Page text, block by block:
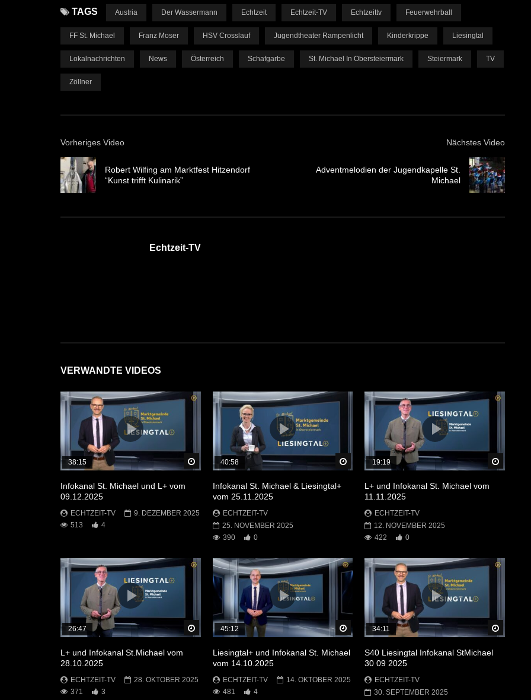
TAGS Austria Der Wassermann Echtzeit Echtzeit-TV Echtzeittv Feuerwehrball
FF St. Michael Franz Moser HSV Crosslauf Jugendtheater Rampenlicht Kinderkrippe Liesingtal
Lokalnachrichten News Österreich Schafgarbe St. Michael In Obersteiermark Steiermark TV
Zöllner
Vorheriges Video
Robert Wilfing am Marktfest Hitzendorf
“Kunst trifft Kulinarik”
Nächstes Video
Adventmelodien der Jugendkapelle St.
Michael
Echtzeit-TV
VERWANDTE VIDEOS
Später Ansehen
38:15
Infokanal St. Michael und L+ vom
09.12.2025
ECHTZEIT-TV
9. DEZEMBER 2025
513
4
Später Ansehen
40:58
Infokanal St. Michael & Liesingtal+
vom 25.11.2025
ECHTZEIT-TV
25. NOVEMBER 2025
390
0
19:19
L+ und Infokanal St. Michael vom
11.11.2025
ECHTZEIT-TV
12. NOVEMBER 2025
422
0
Später Ansehen
26:47
L+ und Infokanal St.Michael vom
28.10.2025
ECHTZEIT-TV
28. OKTOBER 2025
371
3
Später Ansehen
45:12
Liesingtal+ und Infokanal St. Michael
vom 14.10.2025
ECHTZEIT-TV
14. OKTOBER 2025
481
4
34:11
S40 Liesingtal Infokanal StMichael
30 09 2025
ECHTZEIT-TV
30. SEPTEMBER 2025